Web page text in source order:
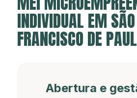
INDIVIDUAL EM SÃO
FRANCISCO DE
Abertura e